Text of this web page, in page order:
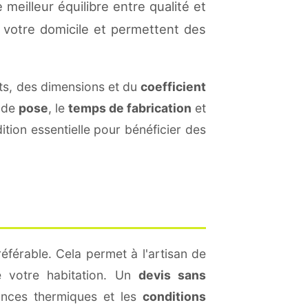
meilleur équilibre entre qualité et
votre domicile et permettent des
des dimensions et ducoefficient
pose, le temps de fabrication et
essentielle pour bénéficier des
Cela permet à l'artisan de
votre habitation. Un devis sans
thermiques et les conditions